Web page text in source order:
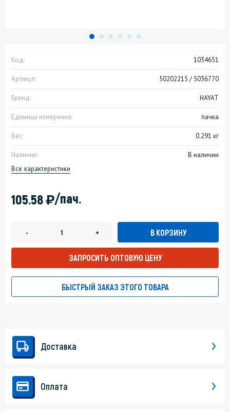
Код: 1034651
Артикул: 50202215 / 5036770
Бренд: HAYAT
Единица измерения: пачка
Вес: 0.291 кг
Наличие:
В наличии
Все характеристики
105.58)/пач.
- + В КОРЗИНУ
ЗАПРОСИТЬ ОПТОВУЮ ЦЕНУ
БЫСТРЫЙ ЗАКАЗ ЭТОГО ТОВАРА
Доставка
Оплата